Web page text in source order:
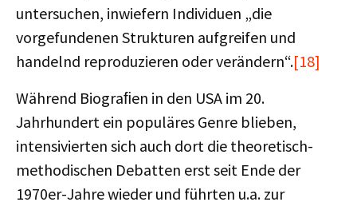
untersuchen, inwiefern Individuen „die
vorgefundenen Strukturen aufgreifen und
handelnd reproduzieren oder verändern“.[18]
Während Biograﬁen in den USA im 20.
Jahrhundert ein populäres Genre blieben,
intensivierten sich auch dort die theoretisch-
methodischen Debatten erst seit Ende der
1970er-Jahre wieder und führten u.a. zur